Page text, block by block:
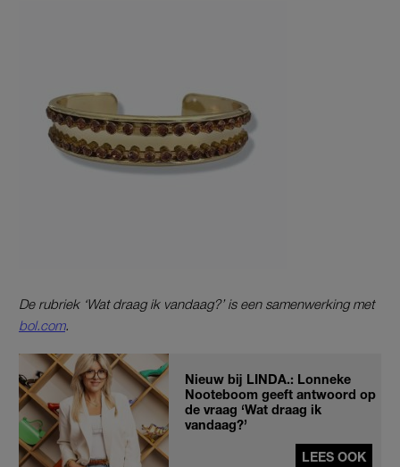
De rubriek ‘Wat draag ik vandaag?’ is een samenwerking met
bol.com.
Nieuw bij LINDA.: Lonneke
Nooteboom geeft antwoord op
de vraag ‘Wat draag ik
vandaag?’
LEES OOK